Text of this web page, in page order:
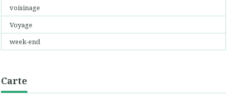
voisinage
Voyage
week-end
Carte